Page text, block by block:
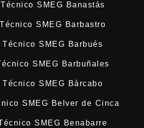
SMEG Banastás
SMEG Barbastro
SMEG Barbués
SMEG Barbuñales
SMEG Bárcabo
SMEG Belver de Cinca
SMEG Benabarre